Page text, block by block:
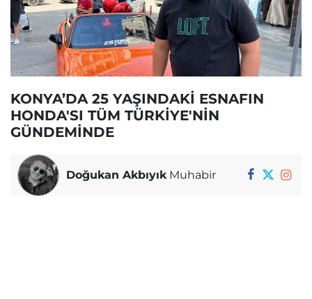
KONYA’DA 25 YAŞINDAKİ ESNAFIN
HONDA'SI TÜM TÜRKİYE'NİN
GÜNDEMİNDE
Doğukan AkbıyıkMuhabir